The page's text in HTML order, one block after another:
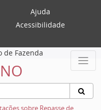
Ajuda
Acessibilidade
de Fazenda
sobre Repasse de